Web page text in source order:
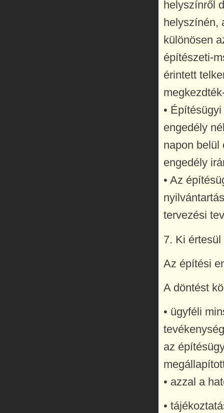
helyszínről
helyszínén,
különösen
építészeti-
érintett
•
engedély
napon belül
engedély
• Az
tervezési
7. Ki
Az építési
A döntést
• ügyféli
az
• azzal a
•